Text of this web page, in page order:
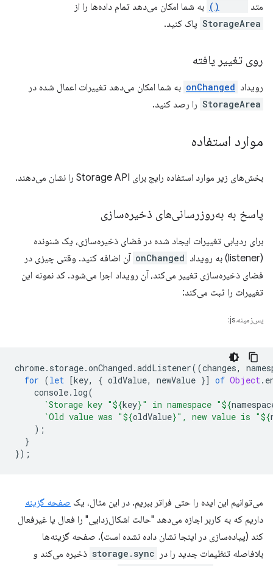
متد به شما امکان می‌دهد تمام داده‌ها را از
StorageArea پاک کنید.
روی تغییر یافته
رویداد onChanged به شما امکان می‌دهد تغییرات اعمال شده در
StorageArea را رصد کنید.
موارد استفاده
بخش‌های زیر موارد استفاده رایج برای Storage API را نشان می‌دهند.
پاسخ به به‌روزرسانی‌های ذخیره‌سازی
برای ردیابی تغییرات ایجاد شده در فضای ذخیره‌سازی، یک شنونده
(listener) به رویداد
onChanged آن اضافه کنید. وقتی چیزی در
فضای ذخیره‌سازی تغییر می‌کند، آن رویداد اجرا می‌شود. کد نمونه این
تغییرات را ثبت می‌کند:
پس‌زمینه.js:
chrome. storage.onChanged .addListener((changes,
for (let [key, { oldValue, newValue }] of Object.
console. log(
`Storage key "${key}" in namespace "${
`Old value was "${oldValue}", new value is "${
);
}
});
می‌توانیم این ایده را حتی فراتر ببریم. در این مثال، یک صفحه گزینه
داریم که به کاربر اجازه می‌دهد "حالت اشکال‌زدایی" را فعال یا غیرفعال
کند (پیاده‌سازی در اینجا نشان داده نشده است). صفحه گزینه‌ها
بلافاصله تنظیمات جدید را در
storage.sync ذخیره می‌کند و